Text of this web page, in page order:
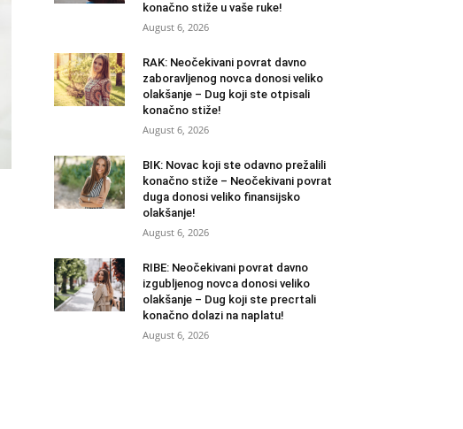
konačno stiže u vaše ruke!
August 6, 2026
RAK: Neočekivani povrat davno
zaboravljenog novca donosi veliko
olakšanje – Dug koji ste otpisali
konačno stiže!
August 6, 2026
BIK: Novac koji ste odavno prežalili
konačno stiže – Neočekivani povrat
duga donosi veliko finansijsko
olakšanje!
August 6, 2026
RIBE: Neočekivani povrat davno
izgubljenog novca donosi veliko
olakšanje – Dug koji ste precrtali
konačno dolazi na naplatu!
August 6, 2026